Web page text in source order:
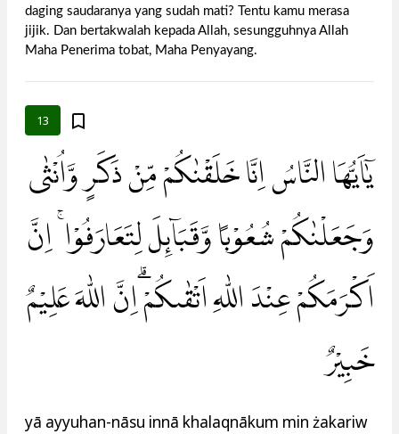
daging saudaranya yang sudah mati? Tentu kamu merasa
jijik. Dan bertakwalah kepada Allah, sesungguhnya Allah
Maha Penerima tobat, Maha Penyayang.
13
يٰٓاَيُّهَا النَّاسُ اِنَّا خَلَقْنٰكُمْ مِّنْ ذَكَرٍ وَّاُنْثٰى
وَجَعَلْنٰكُمْ شُعُوْبًا وَّقَبَاۤىِٕلَ لِتَعَارَفُوْا ۚ اِنَّ
اَكْرَمَكُمْ عِنْدَ اللّٰهِ اَتْقٰىكُمْ ۗاِنَّ اللّٰهَ عَلِيْمٌ
خَبِيْرٌ
yā ayyuhan-nāsu innā khalaqnākum min żakariw